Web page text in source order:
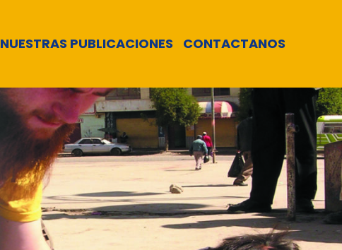
NUESTRAS PUBLICACIONES CONTACTANOS